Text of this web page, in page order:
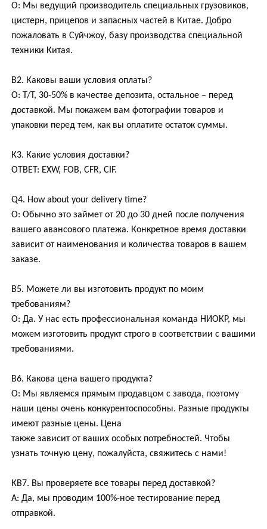
О: Мы ведущий производитель специальных грузовиков,
цистерн, прицепов и запасных частей в Китае. Добро
пожаловать в Суйчжоу, базу производства специальной
техники Китая.
В2. Каковы ваши условия оплаты?
О: T/T, 30-50% в качестве депозита, остальное – перед
доставкой. Мы покажем вам фотографии товаров и
упаковки перед тем, как вы оплатите остаток суммы.
К3. Какие условия доставки?
ОТВЕТ: EXW, FOB, CFR, CIF.
Q4. How about your delivery time?
О: Обычно это займет от 20 до 30 дней после получения
вашего авансового платежа. Конкретное время доставки
зависит от наименования и количества товаров в вашем
заказе.
В5. Можете ли вы изготовить продукт по моим
требованиям?
О: Да. У нас есть профессиональная команда НИОКР, мы
можем изготовить продукт строго в соответствии с вашими
требованиями.
В6. Какова цена вашего продукта?
О: Мы являемся прямым продавцом с завода, поэтому
наши цены очень конкурентоспособны. Разные продукты
имеют разные цены. Цена
также зависит от ваших особых потребностей. Чтобы
узнать точную цену, пожалуйста, свяжитесь с нами!
КВ7. Вы проверяете все товары перед доставкой?
А: Да, мы проводим 100%-ное тестирование перед
отправкой.